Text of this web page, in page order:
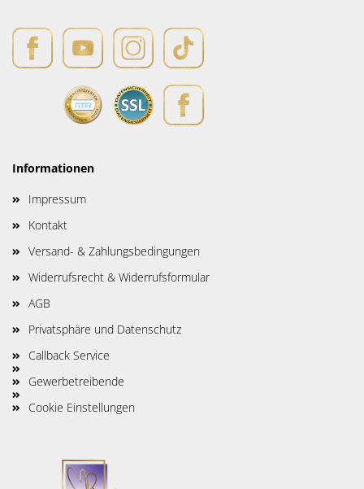
Informationen
Impressum
Kontakt
Versand- & Zahlungsbedingungen
Widerrufsrecht & Widerrufsformular
AGB
Privatsphäre und Datenschutz
Callback Service
Gewerbetreibende
Cookie Einstellungen